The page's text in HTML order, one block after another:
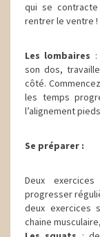
qui se
rentrer le ventre !
Les lombaires
son dos,
côté.
les temps
l’alignement
Se préparer :
Deux
progresser
deux exercices
chaine